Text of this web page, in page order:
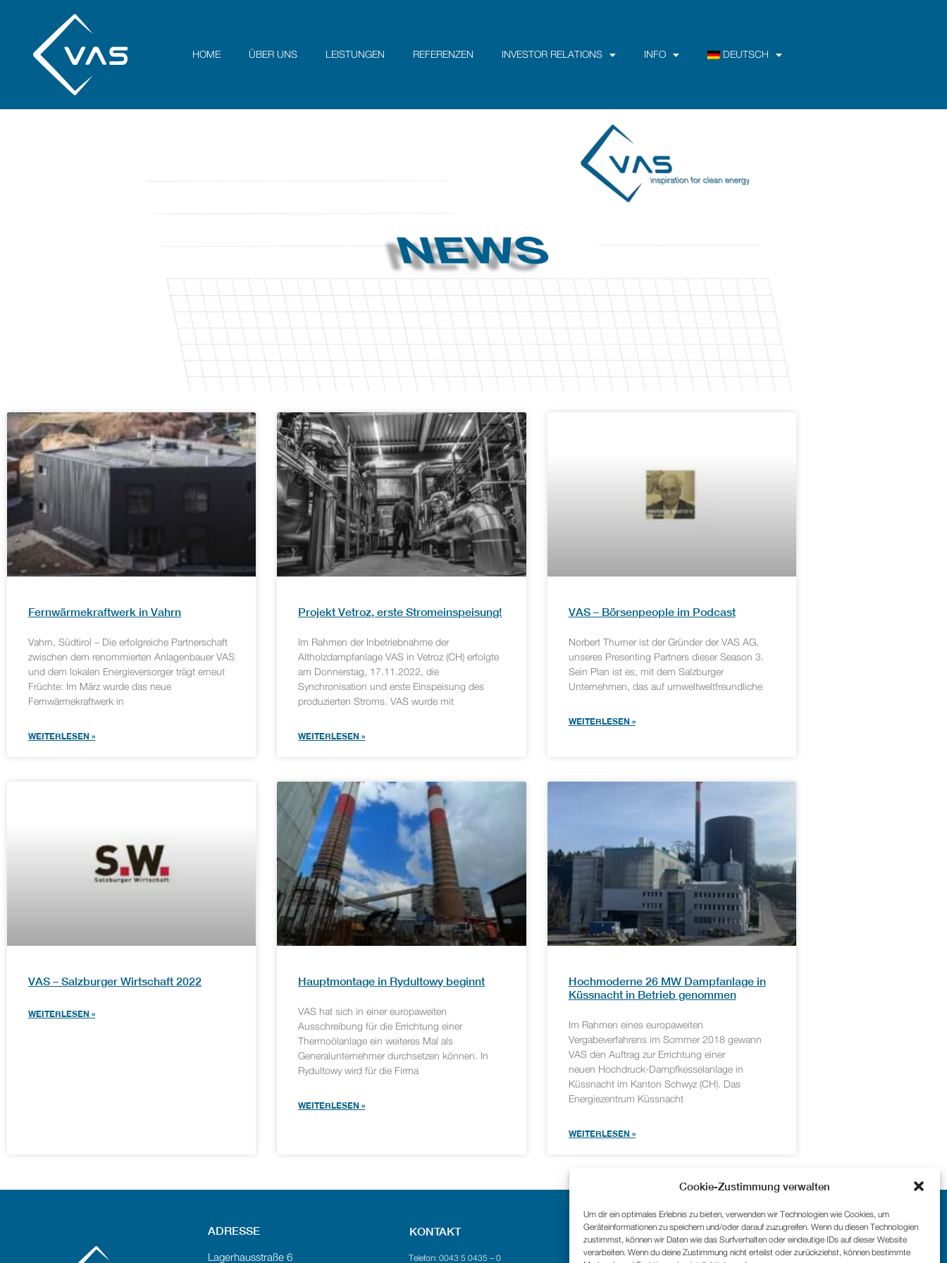
Cookie-Zustimmung verwalten
Um dir ein optimales Erlebnis zu bieten, verwenden wir Technologien wie Cookies, um
Geräteinformationen zu speichern und/oder darauf zuzugreifen. Wenn du diesen Technologien
zustimmst, können wir Daten wie das Surfverhalten oder eindeutige IDs auf dieser Website
verarbeiten. Wenn du deine Zustimmung nicht erteilst oder zurückziehst, können bestimmte
HOME ÜBER UNS LEISTUNGEN REFERENZEN INVESTOR RELATIONS INFO DEUTSCH
Fernwärmekraftwerk in Vahrn
Vahrn, Südtirol – Die erfolgreiche Partnerschaft
zwischen dem renommierten Anlagenbauer VAS
und dem lokalen Energieversorger trägt erneut
Früchte: Im März wurde das neue
Fernwärmekraftwerk in
WEITERLESEN »
Projekt Vetroz, erste Stromeinspeisung!
Im Rahmen der Inbetriebnahme der
Altholzdampfanlage VAS in Vetroz (CH) erfolgte
am Donnerstag, 17.11.2022, die
Synchronisation und erste Einspeisung des
produzierten Stroms. VAS wurde mit
WEITERLESEN »
VAS – Börsenpeople im Podcast
Norbert Thurner ist der Gründer der VAS AG,
unseres Presenting Partners dieser Season 3.
Sein Plan ist es, mit dem Salzburger
Unternehmen, das auf umweltweltfreundliche
WEITERLESEN »
VAS – Salzburger Wirtschaft 2022
WEITERLESEN »
Hauptmontage in Rydultowy beginnt
VAS hat sich in einer europaweiten
Ausschreibung für die Errichtung einer
Thermoölanlage ein weiteres Mal als
Generalunternehmer durchsetzen können. In
Rydultowy wird für die Firma
WEITERLESEN »
Hochmoderne 26 MW Dampfanlage in
Küssnacht in Betrieb genommen
Im Rahmen eines europaweiten
Vergabeverfahrens im Sommer 2018 gewann
VAS den Auftrag zur Errichtung einer
neuen Hochdruck-Dampfkesselanlage in
Küssnacht im Kanton Schwyz (CH). Das
Energiezentrum Küssnacht
WEITERLESEN »
ADRESSE
Lagerhausstraße 6
KONTAKT
Telefon: 0043 5 0435 – 0